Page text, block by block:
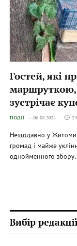
Гостей, які
зустрічає
ПОДІЇ 06.08.2024 2
Нещодавно у
громад і майже
однойменного
Вибір